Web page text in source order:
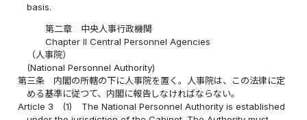
basis.
第二章 中央人事行政機関
Chapter II Central Personnel Agencies
（人事院）
(National Personnel Authority)
第三条
内閣の所轄の下に人事院を置く。人事院は、この法律に定
める基準に従つて、内閣に報告しなければならない。
Article 3
(1)
The National Personnel Authority is established